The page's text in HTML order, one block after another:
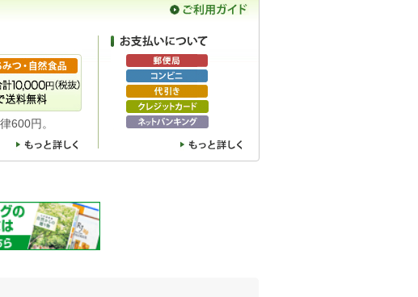
600円。